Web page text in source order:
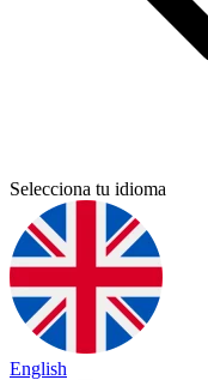
Selecciona tu idioma
English